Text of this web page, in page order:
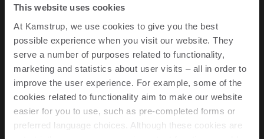
This website uses cookies
At Kamstrup, we use cookies to give you the best
possible experience when you visit our website. They
serve a number of purposes related to functionality,
marketing and statistics about user visits – all in order to
improve the user experience. For example, some of the
cookies related to functionality aim to make our website
easier for you to use, such as pre-completed forms or
preferred language choices. Although these cookies are